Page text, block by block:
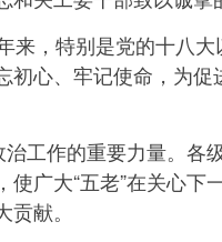
，特别是党的十八大
初心、牢记使命，为促
工作的重要力量。各
广大“五老”在关心下
献。